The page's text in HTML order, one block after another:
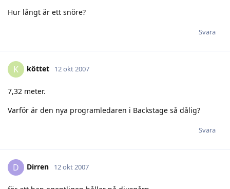
Hur långt är ett snöre?
Svara
K köttet 12 okt 2007
7,32 meter.
Varför är den nya programledaren i Backstage så dålig?
Svara
D Dirren 12 okt 2007